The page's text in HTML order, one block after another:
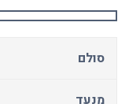
סולם
מנעד